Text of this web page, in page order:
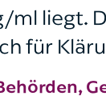
ml liegt.
für